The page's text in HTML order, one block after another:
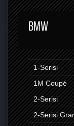
BMW
1-Serisi
1M Coupé
2-Serisi
2-Serisi